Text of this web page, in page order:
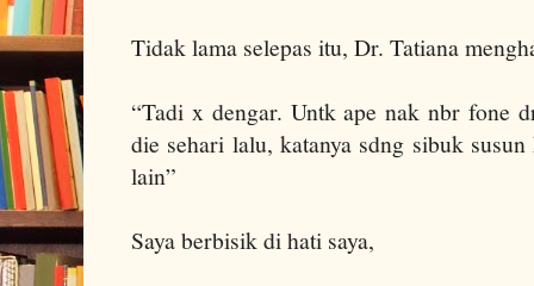
Tidak lama selepas itu, Dr. Tatiana
“Tadi x dengar. Untk ape nak nbr fone
die sehari lalu, katanya sdng sibuk
lain”
Saya berbisik di hati saya,